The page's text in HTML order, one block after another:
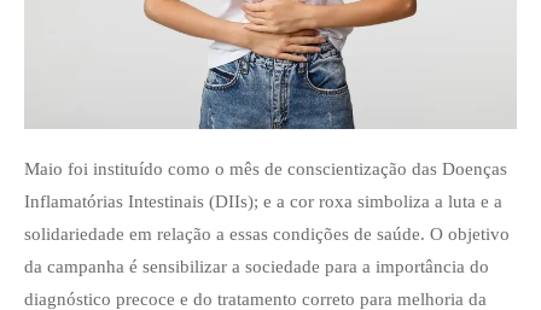
Maio foi instituído como o mês de conscientização das Doenças
Inflamatórias Intestinais (DIIs); e a cor roxa simboliza a luta e a
solidariedade em relação a essas condições de saúde. O objetivo
da campanha é sensibilizar a sociedade para a importância do
diagnóstico precoce e do tratamento correto para melhoria da